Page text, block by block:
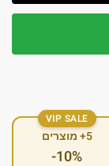
VIP SALE
5+ מוצרים
-10%